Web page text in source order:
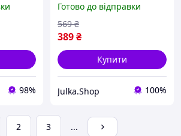
98%
40x50 см на художньому
полотні
Готово до відправки
389₴
569 ₴
Купити
Julka.Shop 100%
2 3 ...